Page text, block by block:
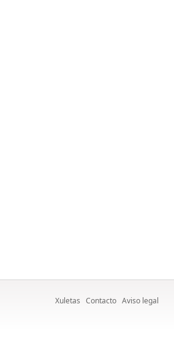
Xuletas Contacto Aviso legal